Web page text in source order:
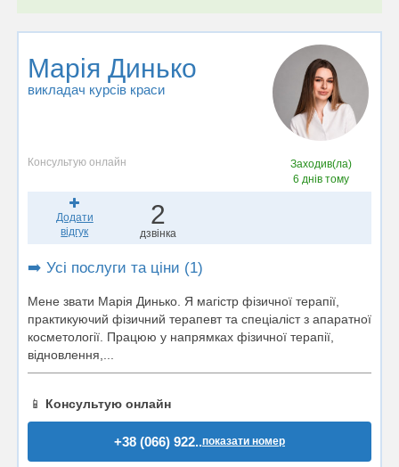
Марія Динько
викладач курсів краси
Консультую онлайн
Заходив(ла)
6 днів тому
Додати
відгук
2
дзвінка
➡️ Усі послуги та ціни (1)
Мене звати Марія Динько. Я магістр фізичної терапії,
практикуючий фізичний терапевт та спеціаліст з апаратної
косметології. Працюю у напрямках фізичної терапії,
відновлення,...
📱 Консультую онлайн
+38 (066) 922..показати номер